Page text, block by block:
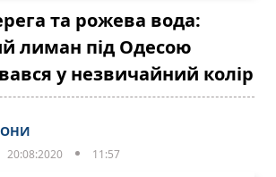
та рожева вода:
лиман під Одесою
у незвичайний колір
20:08:2020 11:57